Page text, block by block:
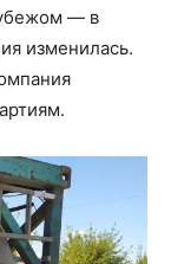
— в
изменилась.